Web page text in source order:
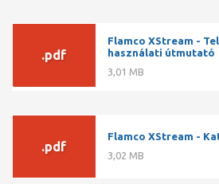
.pdf
Flamco XStream -
használati útmutató
3,01 MB
.pdf
Flamco XStream -
3,02 MB